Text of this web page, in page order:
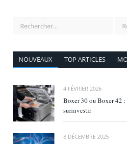
NOUVEAUX TOP ARTICLES
4 FÉVRIER 2026
Boxer 30 ou Boxer 42
surinvestir
8 DÉCEMBRE 2025